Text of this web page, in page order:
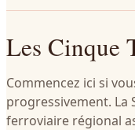
Les Cinque
Commencez ici si
progressivement. La
ferroviaire régional